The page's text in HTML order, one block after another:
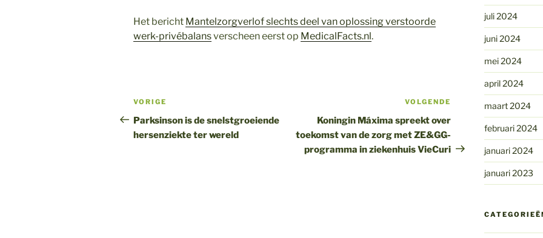
Het bericht Mantelzorgverlof slechts deel van oplossing verstoorde
werk-privébalansverscheen eerst op MedicalFacts.nl.
Bericht
navigatie
Vorig
bericht
VORIGE
Parksinson is de snelstgroeiende
hersenziekte ter wereld
Volgend
bericht
VOLGENDE
Koningin Máxima spreekt over
toekomst van de zorg met ZE&GG-
programma in ziekenhuis VieCuri
juli 2024
juni 2024
mei 2024
april 2024
maart 2024
februari 2024
januari 2024
januari 2023